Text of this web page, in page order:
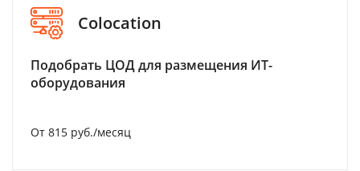
Colocation
Подобрать ЦОД для размещения ИТ-
оборудования
От 815 руб./месяц